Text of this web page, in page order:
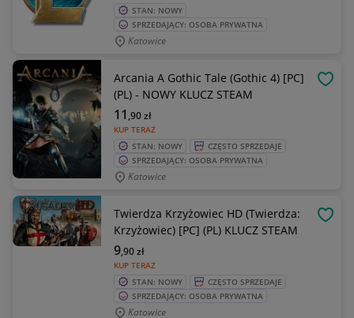
STAN: NOWY
SPRZEDAJĄCY: OSOBA PRYWATNA
Katowice
Arcania A Gothic Tale (Gothic 4) [PC]
(PL) - NOWY KLUCZ STEAM
KUP TERAZ
11 ,90zł
STAN: NOWY
CZĘSTO SPRZEDAJE
SPRZEDAJĄCY: OSOBA PRYWATNA
Katowice
Twierdza Krzyżowiec HD (Twierdza:
Krzyżowiec) [PC] (PL) KLUCZ STEAM
KUP TERAZ
9,90zł
STAN: NOWY
CZĘSTO SPRZEDAJE
SPRZEDAJĄCY: OSOBA PRYWATNA
Katowice